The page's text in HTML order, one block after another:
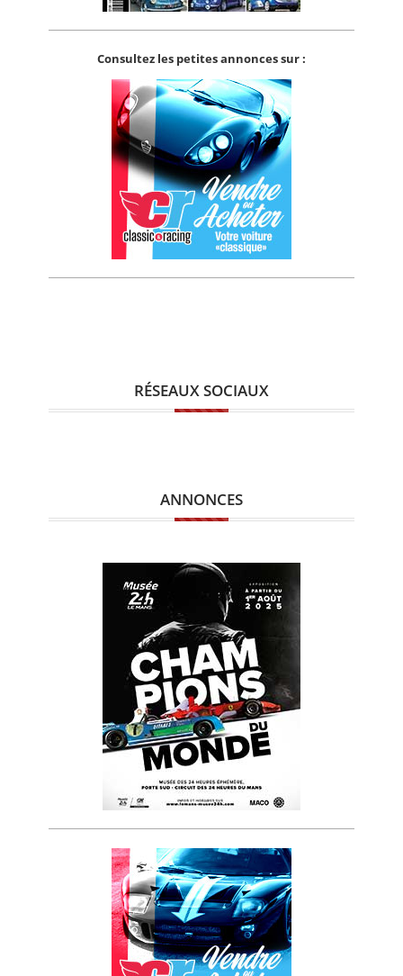
Consultez les petites annonces sur :
RÉSEAUX SOCIAUX
ANNONCES